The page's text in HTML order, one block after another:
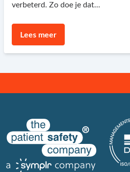
verbeterd. Zo doe je dat…
Lees meer